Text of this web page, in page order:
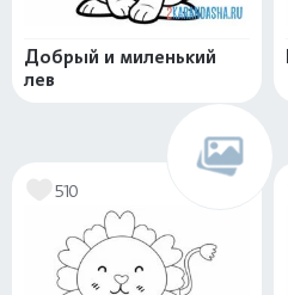
Добрый и миленький
лев
510